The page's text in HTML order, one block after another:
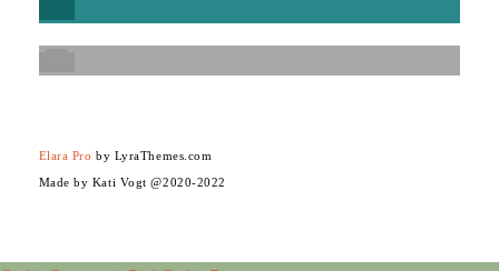
Elara Pro by LyraThemes.com
Made by Kati Vogt @2020-2022